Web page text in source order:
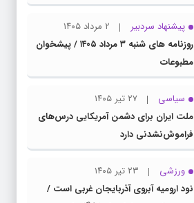
بانوان دارد
پیشنهاد سردبیر
۲ مرداد ۱۴۰۵
روزنامه های شنبه ۳ مرداد ۱۴۰۵ / پیشخوان
مطبوعات
سیاسی
۲۷ تیر ۱۴۰۵
ملت ایران برای دشمن آمریکایی درس‌های
فراموش‌نشدنی دارد
ورزشی
۲۳ تیر ۱۴۰۵
نود ارومیه آبروی آذربایجان غربی است /